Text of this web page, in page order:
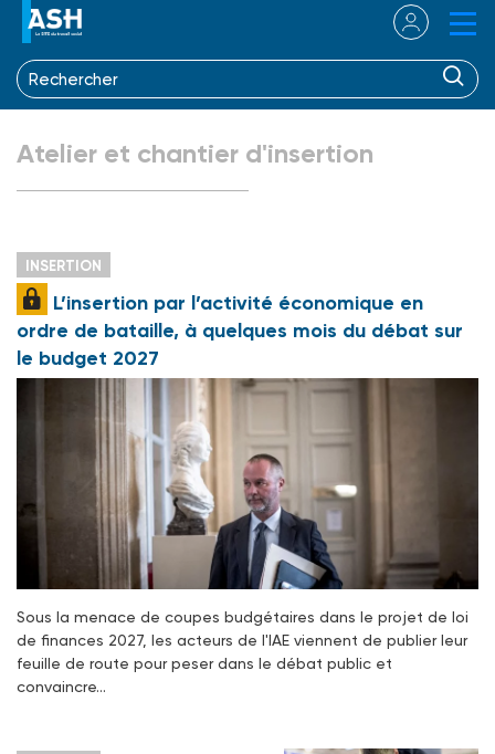
Atelier et chantier d'insertion
INSERTION
L’insertion par l’activité économique en
ordre de bataille, à quelques mois du débat sur
le budget 2027
Sous la menace de coupes budgétaires dans le projet de loi
de finances 2027, les acteurs de l'IAE viennent de publier leur
feuille de route pour peser dans le débat public et
convaincre…